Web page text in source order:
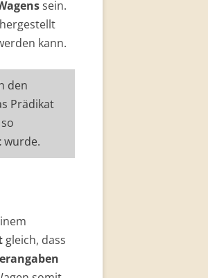
sein.
kann.
den
Prädikat
wurde.
gleich, dass